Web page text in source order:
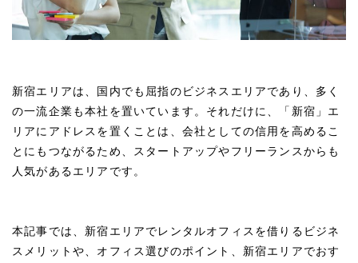
新宿エリアは、国内でも屈指のビジネスエリアであり、多く
の一流企業も本社を置いています。それだけに、「新宿」エ
リアにアドレスを置くことは、会社としての信用を高めるこ
とにもつながるため、スタートアップやフリーランスからも
人気があるエリアです。
本記事では、新宿エリアでレンタルオフィスを借りるビジネ
スメリットや、オフィス選びのポイント、新宿エリアでおす